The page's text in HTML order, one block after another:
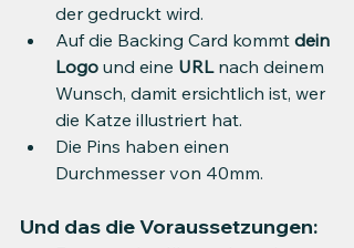
der gedruckt wird.
Auf die Backing Card kommt dein
Logo und eine URL nach deinem
Wunsch, damit ersichtlich ist, wer
die Katze illustriert hat.
Die Pins haben einen
Durchmesser von 40mm.
Und das die Voraussetzungen: